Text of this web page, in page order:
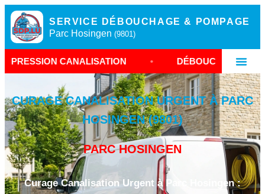
SERVICE DÉBOUCHAGE & POMPAGE
Parc Hosingen (9801)
• DÉBOUCHAGE CANALISATION
CURAGE CANALISATION URGENT À PARC
HOSINGEN (9801)
PARC HOSINGEN
Curage Canalisation Urgent à Parc Hosingen :